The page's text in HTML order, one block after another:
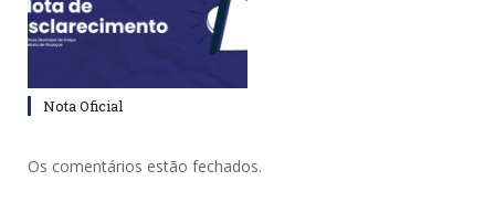
Nota Oficial
Os comentários estão fechados.